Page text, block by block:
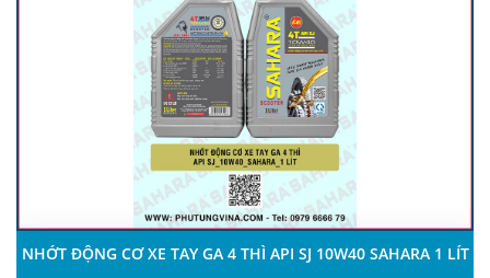
NHỚT ĐỘNG CƠ XE TAY GA 4 THÌ API SJ 10W40 SAHARA 1 LÍT